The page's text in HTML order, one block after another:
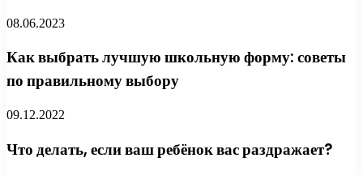
08.06.2023
Как выбрать лучшую школьную форму: советы
по правильному выбору
09.12.2022
Что делать, если ваш ребёнок вас раздражает?